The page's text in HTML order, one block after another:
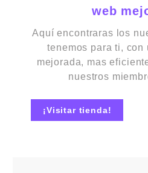
web
Aquí encontraras los
tenemos para ti, con
mejorada, mas
nuestros
¡Visitar tienda!